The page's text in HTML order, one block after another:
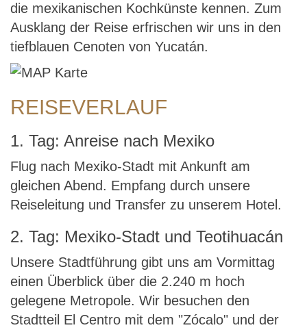
die mexikanischen Kochkünste kennen. Zum
Ausklang der Reise erfrischen wir uns in den
tiefblauen Cenoten von Yucatán.
REISEVERLAUF
1. Tag: Anreise nach Mexiko
Flug nach Mexiko-Stadt mit Ankunft am
gleichen Abend. Empfang durch unsere
Reiseleitung und Transfer zu unserem Hotel.
2. Tag: Mexiko-Stadt und Teotihuacán
Unsere Stadtführung gibt uns am Vormittag
einen Überblick über die 2.240 m hoch
gelegene Metropole. Wir besuchen den
Stadtteil El Centro mit dem "Zócalo" und der